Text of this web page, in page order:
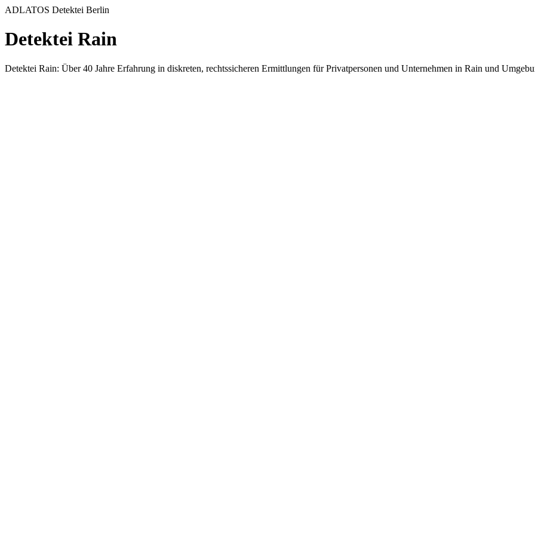
ADLATOS Detektei Berlin
Detektei Rain
Detektei Rain: Über 40 Jahre Erfahrung in diskreten, rechtssicheren Ermittlungen für Privatpersonen und Unternehmen in Rain und